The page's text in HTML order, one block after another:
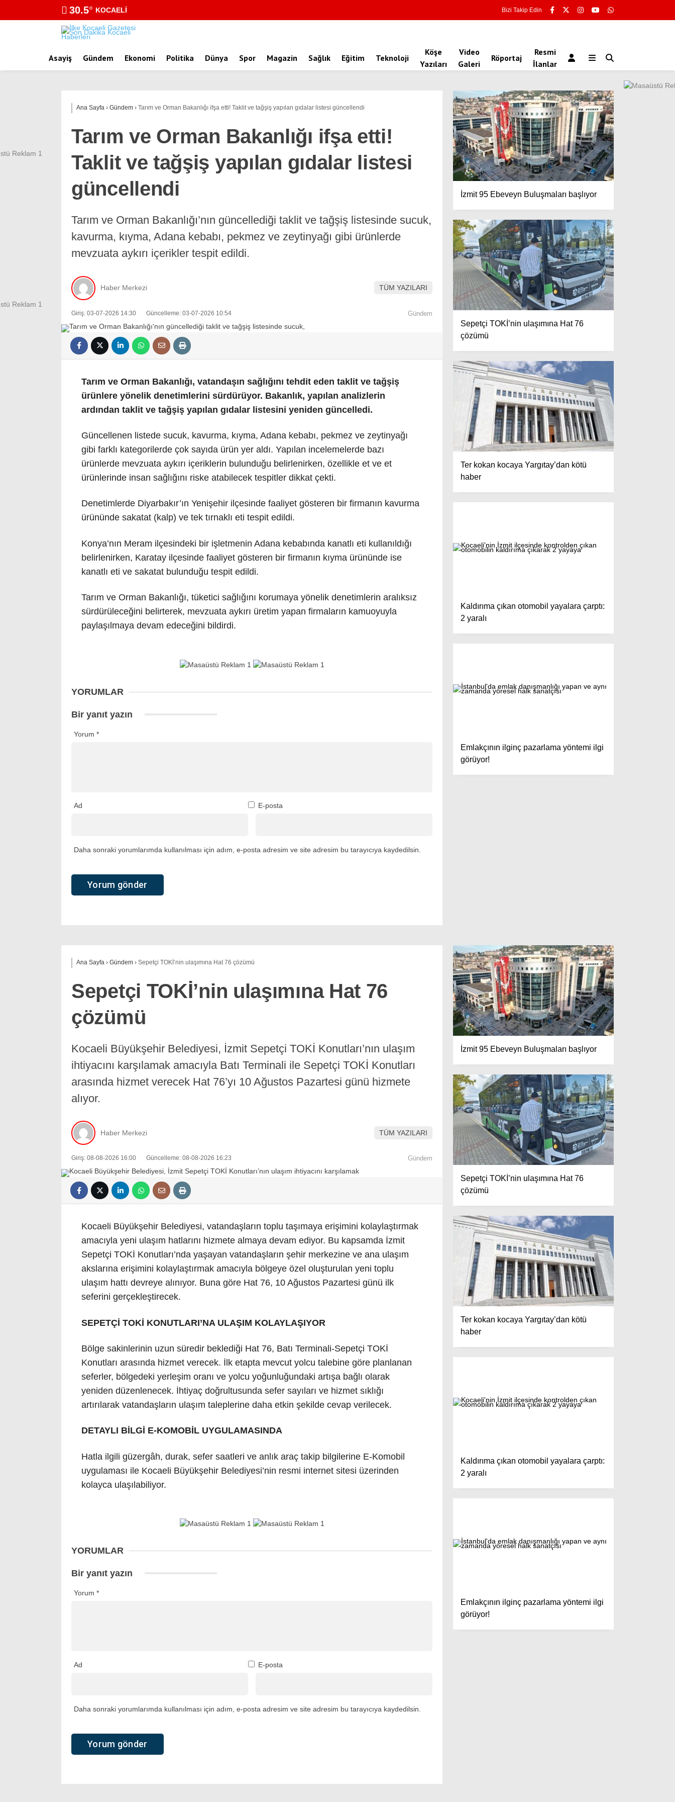
30.5° KOCAELI Bizi Takip Edin
Asayiş Gündem Ekonomi Politika Dünya Spor Magazin Sağlık Eğitim Teknoloji
Köşe
Yazıları
Video
Galeri
Röportaj
Resmi
İlanlar
Ana Sayfa › Gündem › Tarım ve Orman Bakanlığı ifşa etti! Taklit ve tağşiş yapılan gıdalar listesi güncellendi
Tarım ve Orman Bakanlığı ifşa etti!
Taklit ve tağşiş yapılan gıdalar listesi
güncellendi
Tarım ve Orman Bakanlığı’nın güncellediği taklit ve tağşiş listesinde sucuk,
kavurma, kıyma, Adana kebabı, pekmez ve zeytinyağı gibi ürünlerde
mevzuata aykırı içerikler tespit edildi.
Haber Merkezi TÜM YAZILARI
Giriş: 03-07-2026 14:30 Güncelleme: 03-07-2026 10:54 Gündem
Tarım ve Orman Bakanlığı, vatandaşın sağlığını tehdit eden taklit ve tağşiş
ürünlere yönelik denetimlerini sürdürüyor. Bakanlık, yapılan analizlerin
ardından taklit ve tağşiş yapılan gıdalar listesini yeniden güncelledi.
Güncellenen listede sucuk, kavurma, kıyma, Adana kebabı, pekmez ve zeytinyağı
gibi farklı kategorilerde çok sayıda ürün yer aldı. Yapılan incelemelerde bazı
ürünlerde mevzuata aykırı içeriklerin bulunduğu belirlenirken, özellikle et ve et
ürünlerinde insan sağlığını riske atabilecek tespitler dikkat çekti.
Denetimlerde Diyarbakır’ın Yenişehir ilçesinde faaliyet gösteren bir firmanın kavurma
ürününde sakatat (kalp) ve tek tırnaklı eti tespit edildi.
Konya’nın Meram ilçesindeki bir işletmenin Adana kebabında kanatlı eti kullanıldığı
belirlenirken, Karatay ilçesinde faaliyet gösteren bir firmanın kıyma ürününde ise
kanatlı eti ve sakatat bulunduğu tespit edildi.
Tarım ve Orman Bakanlığı, tüketici sağlığını korumaya yönelik denetimlerin aralıksız
sürdürüleceğini belirterek, mevzuata aykırı üretim yapan firmaların kamuoyuyla
paylaşılmaya devam edeceğini bildirdi.
YORUMLAR
Bir yanıt yazın
Yorum *
Ad E-posta
Daha sonraki yorumlarımda kullanılması için adım, e-posta adresim ve site adresim bu tarayıcıya kaydedilsin.
İzmit 95 Ebeveyn Buluşmaları başlıyor
Sepetçi TOKİ’nin ulaşımına Hat 76
çözümü
Ter kokan kocaya Yargıtay’dan kötü
haber
Kaldırıma çıkan otomobil yayalara çarptı:
2 yaralı
Emlakçının ilginç pazarlama yöntemi ilgi
görüyor!
Ana Sayfa › Gündem › Sepetçi TOKİ’nin ulaşımına Hat 76 çözümü
Sepetçi TOKİ’nin ulaşımına Hat 76
çözümü
Kocaeli Büyükşehir Belediyesi, İzmit Sepetçi TOKİ Konutları’nın ulaşım
ihtiyacını karşılamak amacıyla Batı Terminali ile Sepetçi TOKİ Konutları
arasında hizmet verecek Hat 76’yı 10 Ağustos Pazartesi günü hizmete
alıyor.
Haber Merkezi TÜM YAZILARI
Giriş: 08-08-2026 16:00 Güncelleme: 08-08-2026 16:23 Gündem
Kocaeli Büyükşehir Belediyesi, vatandaşların toplu taşımaya erişimini kolaylaştırmak
amacıyla yeni ulaşım hatlarını hizmete almaya devam ediyor. Bu kapsamda İzmit
Sepetçi TOKİ Konutları’nda yaşayan vatandaşların şehir merkezine ve ana ulaşım
akslarına erişimini kolaylaştırmak amacıyla bölgeye özel oluşturulan yeni toplu
ulaşım hattı devreye alınıyor. Buna göre Hat 76, 10 Ağustos Pazartesi günü ilk
seferini gerçekleştirecek.
SEPETÇİ TOKİ KONUTLARI’NA ULAŞIM KOLAYLAŞIYOR
Bölge sakinlerinin uzun süredir beklediği Hat 76, Batı Terminali-Sepetçi TOKİ
Konutları arasında hizmet verecek. İlk etapta mevcut yolcu talebine göre planlanan
seferler, bölgedeki yerleşim oranı ve yolcu yoğunluğundaki artışa bağlı olarak
yeniden düzenlenecek. İhtiyaç doğrultusunda sefer sayıları ve hizmet sıklığı
artırılarak vatandaşların ulaşım taleplerine daha etkin şekilde cevap verilecek.
DETAYLI BİLGİ E-KOMOBİL UYGULAMASINDA
Hatla ilgili güzergâh, durak, sefer saatleri ve anlık araç takip bilgilerine E-Komobil
uygulaması ile Kocaeli Büyükşehir Belediyesi’nin resmi internet sitesi üzerinden
kolayca ulaşılabiliyor.
YORUMLAR
Bir yanıt yazın
Yorum *
Ad E-posta
Daha sonraki yorumlarımda kullanılması için adım, e-posta adresim ve site adresim bu tarayıcıya kaydedilsin.
İzmit 95 Ebeveyn Buluşmaları başlıyor
Sepetçi TOKİ’nin ulaşımına Hat 76
çözümü
Ter kokan kocaya Yargıtay’dan kötü
haber
Kaldırıma çıkan otomobil yayalara çarptı:
2 yaralı
Emlakçının ilginç pazarlama yöntemi ilgi
görüyor!